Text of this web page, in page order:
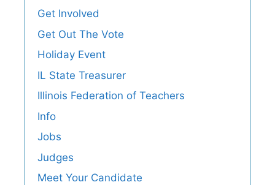
Get Involved
Get Out The Vote
Holiday Event
IL State Treasurer
Illinois Federation of Teachers
Info
Jobs
Judges
Meet Your Candidate